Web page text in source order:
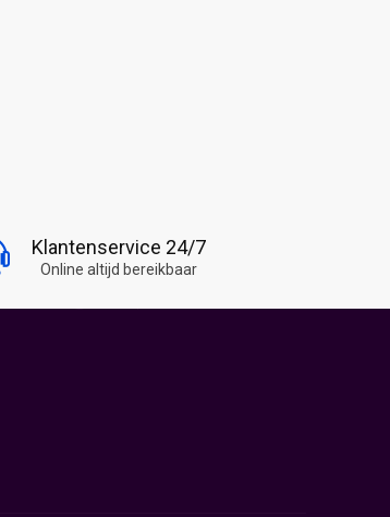
Klantenservice 24/7
Online altijd bereikbaar
Volg Snoepwinkel Online